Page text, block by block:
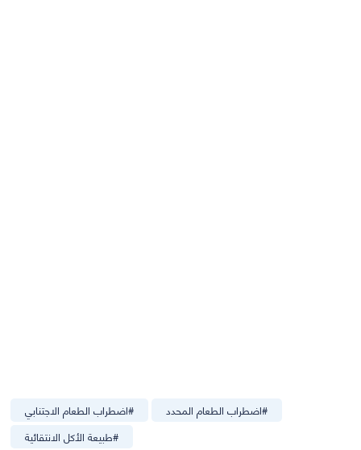
#اضطراب الطعام الاجتنابي #اضطراب الطعام المحدد
#طبيعة الأكل الانتقائية